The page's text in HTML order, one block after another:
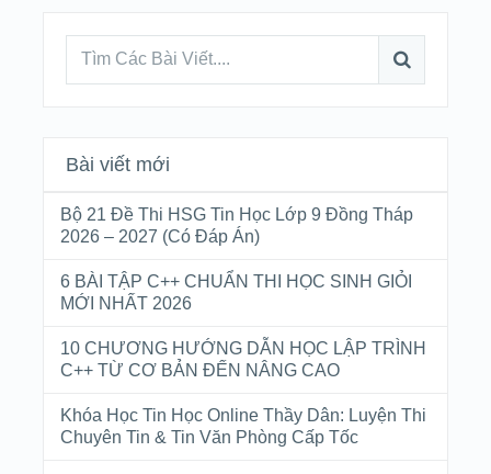
Bài viết mới
Bộ 21 Đề Thi HSG Tin Học Lớp 9 Đồng Tháp
2026 – 2027 (Có Đáp Án)
6 BÀI TẬP C++ CHUẨN THI HỌC SINH GIỎI
MỚI NHẤT 2026
10 CHƯƠNG HƯỚNG DẪN HỌC LẬP TRÌNH
C++ TỪ CƠ BẢN ĐẾN NÂNG CAO
Khóa Học Tin Học Online Thầy Dân: Luyện Thi
Chuyên Tin & Tin Văn Phòng Cấp Tốc